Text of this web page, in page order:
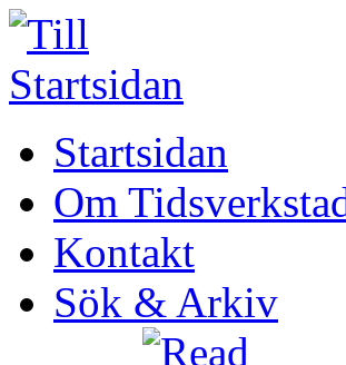
Startsidan
Om
Kontakt
Sök & Arkiv